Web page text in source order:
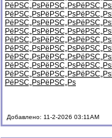
РёРЅС„РѕРёРЅС„РѕРёРЅС„Рѕ
РёРЅС„РѕРёРЅС„РѕРёРЅС„Рѕ
РёРЅС„РѕРёРЅС„РѕРёРЅС„Рѕ
РёРЅС„РѕРёРЅС„РѕРёРЅС„Рѕ
РёРЅС„РѕРёРЅС„РѕРёРЅС„Рѕ
РёРЅС„РѕРёРЅС„РѕРёРЅС„Рѕ
РёРЅС„РѕРёРЅС„РѕРёРЅС„Рѕ
РёРЅС„РѕРёРЅС„РѕРёРЅС„Рѕ
РёРЅС„РѕРёРЅС„РѕРёРЅС„Рѕ
РёРЅС„РѕРёРЅС„Рѕ
Добавлено: 11-2-2026 03:11AM